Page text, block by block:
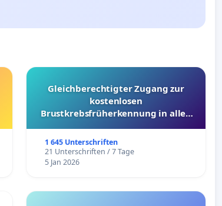
Gleichberechtigter Zugang zur
kostenlosen
Brustkrebsfrüherkennung in allen
1 645 Unterschriften
21 Unterschriften / 7 Tage
5 Jan 2026